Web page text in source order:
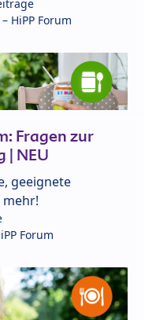
HiPP Forum
Fragen zur
| NEU
geeignete
mehr!
Forum